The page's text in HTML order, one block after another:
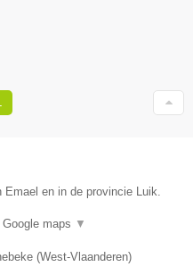
en in de provincie Luik.
Google maps ▼
(West-Vlaanderen)